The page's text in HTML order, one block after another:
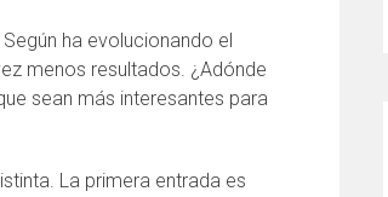
ha evolucionando el
menos resultados. ¿Adónde
sean más interesantes para
La primera entrada es